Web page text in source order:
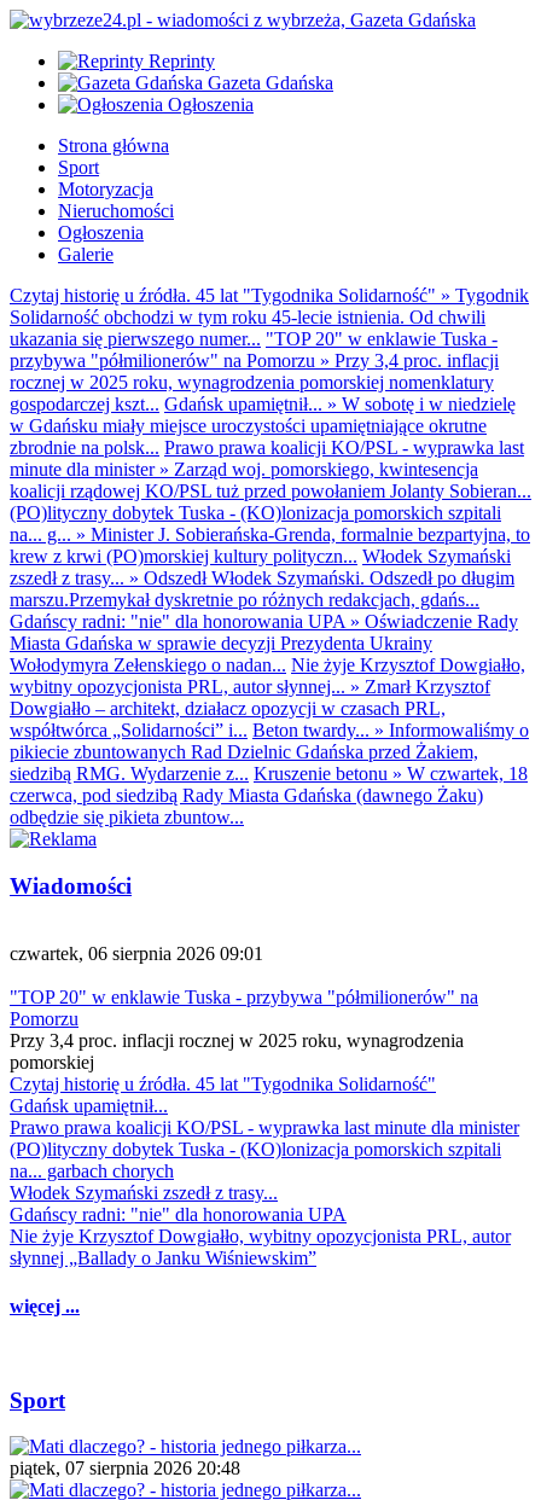
Reprinty
Gazeta Gdańska
Ogłoszenia
Strona główna
Sport
Motoryzacja
Nieruchomości
Ogłoszenia
Galerie
Czytaj historię u źródła. 45 lat "Tygodnika Solidarność" » Tygodnik
Solidarność obchodzi w tym roku 45-lecie istnienia. Od chwili
ukazania się pierwszego numer... "TOP 20" w enklawie Tuska -
przybywa "półmilionerów" na Pomorzu » Przy 3,4 proc. inflacji
rocznej w 2025 roku, wynagrodzenia pomorskiej nomenklatury
gospodarczej kszt... Gdańsk upamiętnił... » W sobotę i w niedzielę
w Gdańsku miały miejsce uroczystości upamiętniające okrutne
zbrodnie na polsk... Prawo prawa koalicji KO/PSL - wyprawka last
minute dla minister» Zarząd woj. pomorskiego, kwintesencja
koalicji rządowej KO/PSL tuż przed powołaniem Jolanty Sobieran...
(PO)lityczny dobytek Tuska - (KO)lonizacja pomorskich szpitali
na... g... » Minister J. Sobierańska-Grenda, formalnie bezpartyjna, to
krew z krwi (PO)morskiej kultury polityczn... Włodek Szymański
zszedł z trasy... » Odszedł Włodek Szymański. Odszedł po długim
marszu.Przemykał dyskretnie po różnych redakcjach, gdańs...
Gdańscy radni: "nie" dla honorowania UPA » Oświadczenie Rady
Miasta Gdańska w sprawie decyzji Prezydenta Ukrainy
Wołodymyra Zełenskiego o nadan... Nie żyje Krzysztof Dowgiałło,
wybitny opozycjonista PRL, autor słynnej... » Zmarł Krzysztof
Dowgiałło – architekt, działacz opozycji w czasach PRL,
współtwórca „Solidarności” i... Beton twardy... » Informowaliśmy o
pikiecie zbuntowanych Rad Dzielnic Gdańska przed Żakiem,
siedzibą RMG. Wydarzenie z... Kruszenie betonu » W czwartek, 18
czerwca, pod siedzibą Rady Miasta Gdańska (dawnego Żaku)
odbędzie się pikieta zbuntow...
Wiadomości
czwartek, 06 sierpnia 2026 09:01
"TOP 20" w enklawie Tuska - przybywa "półmilionerów" na
Pomorzu
Przy 3,4 proc. inflacji rocznej w 2025 roku, wynagrodzenia
pomorskiej
Czytaj historię u źródła. 45 lat "Tygodnika Solidarność"
Gdańsk upamiętnił...
Prawo prawa koalicji KO/PSL - wyprawka last minute dla minister
(PO)lityczny dobytek Tuska - (KO)lonizacja pomorskich szpitali
na... garbach chorych
Włodek Szymański zszedł z trasy...
Gdańscy radni: "nie" dla honorowania UPA
Nie żyje Krzysztof Dowgiałło, wybitny opozycjonista PRL, autor
słynnej „Ballady o Janku Wiśniewskim”
więcej ...
Sport
piątek, 07 sierpnia 2026 20:48